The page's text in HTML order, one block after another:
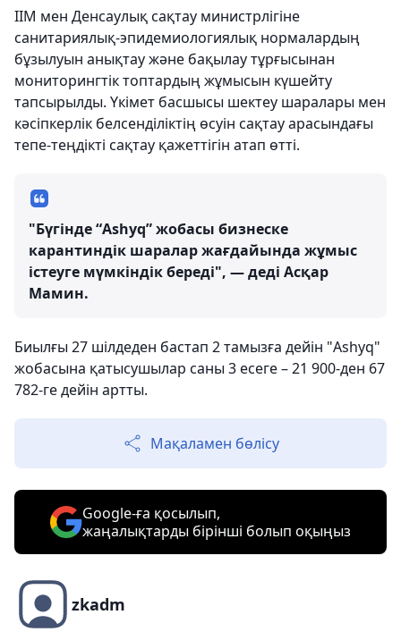
ІІМ мен Денсаулық сақтау министрлігіне
санитариялық-эпидемиологиялық нормалардың
бұзылуын анықтау және бақылау тұрғысынан
мониторингтік топтардың жұмысын күшейту
тапсырылды. Үкімет басшысы шектеу шаралары мен
кәсіпкерлік белсенділіктің өсуін сақтау арасындағы
тепе-теңдікті сақтау қажеттігін атап өтті.
"Бүгінде “Ashyq” жобасы бизнеске
карантиндік шаралар жағдайында жұмыс
істеуге мүмкіндік береді", — деді Асқар
Мамин.
Биылғы 27 шілдеден бастап 2 тамызға дейін "Ashyq"
жобасына қатысушылар саны 3 есеге – 21 900-ден 67
782-ге дейін артты.
Мақаламен бөлісу
Google-ға қосылып,
жаңалықтарды бірінші болып оқыңыз
zkadm